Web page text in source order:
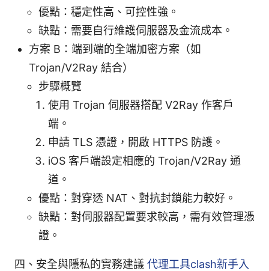
優點：穩定性高、可控性強。
缺點：需要自行維護伺服器及金流成本。
方案 B：端到端的全端加密方案（如
Trojan/V2Ray 結合）
步驟概覽
使用 Trojan 伺服器搭配 V2Ray 作客戶
端。
申請 TLS 憑證，開啟 HTTPS 防護。
iOS 客戶端設定相應的 Trojan/V2Ray 通
道。
優點：對穿透 NAT、對抗封鎖能力較好。
缺點：對伺服器配置要求較高，需有效管理憑
證。
四、安全與隱私的實務建議 代理工具clash新手入